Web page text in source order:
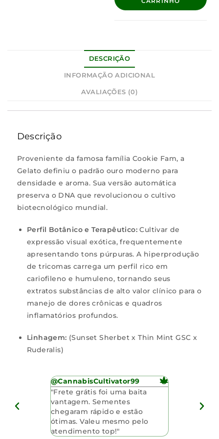
DESCRIÇÃO
INFORMAÇÃO ADICIONAL
AVALIAÇÕES (0)
Descrição
Proveniente da famosa família Cookie Fam, a
Gelato definiu o padrão ouro moderno para
densidade e aroma. Sua versão automática
preserva o DNA que revolucionou o cultivo
biotecnológico mundial.
Perfil Botânico e Terapêutico: Cultivar de
expressão visual exótica, frequentemente
apresentando tons púrpuras. A hiperprodução
de tricomas carrega um perfil rico em
cariofileno e humuleno, tornando seus
extratos substâncias de alto valor clínico para o
manejo de dores crônicas e quadros
inflamatórios profundos.
Linhagem: (Sunset Sherbet x Thin Mint GSC x
Ruderalis)
o
@CannabisCultivator99
"Frete grátis foi uma baita
vantagem. Sementes
chegaram rápido e estão
ótimas. Valeu mesmo pelo
atendimento top!"
perguntas